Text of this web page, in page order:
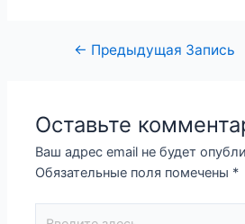
Навигация
← Предыдущая Запись
Оставьте
Ваш адрес email не будет
Обязательные поля помечены *